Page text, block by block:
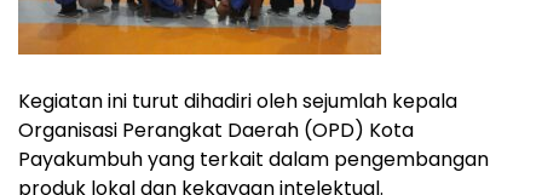
Kegiatan ini turut dihadiri oleh sejumlah kepala
Organisasi Perangkat Daerah (OPD) Kota
Payakumbuh yang terkait dalam pengembangan
produk lokal dan kekayaan intelektual.